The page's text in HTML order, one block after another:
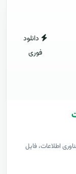
دانلود
فوری
اطلاعات، فایل